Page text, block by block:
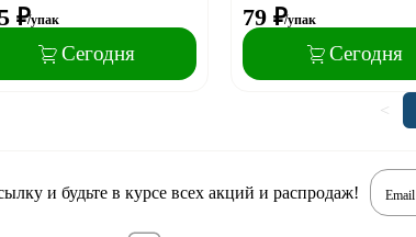
₽/упак
Сегодня
79 ₽/упак
Сегодня
<
и будьте в курсе всех акций и распродаж! Email